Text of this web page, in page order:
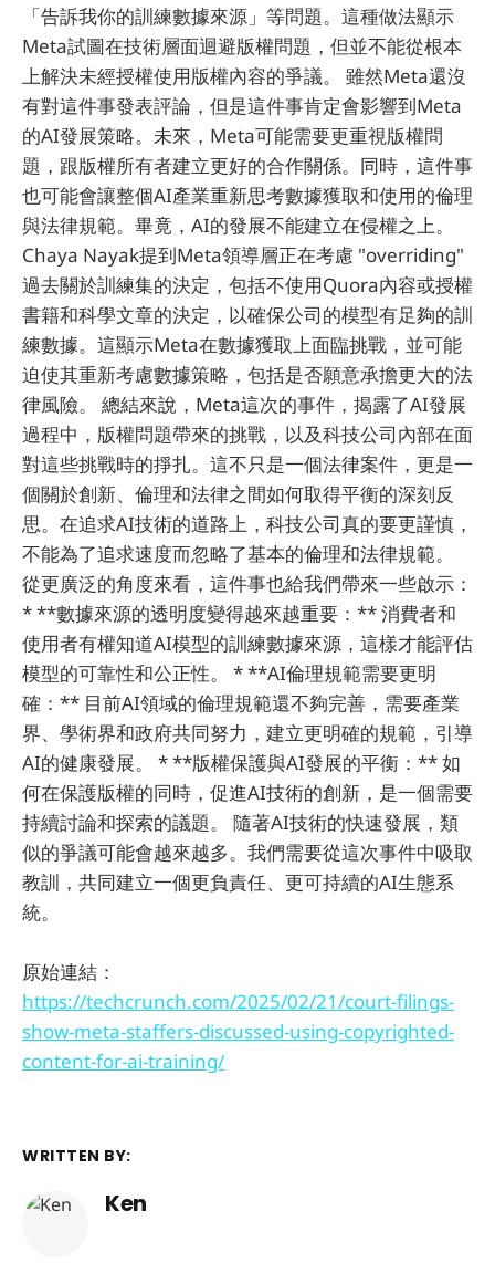
「告訴我你的訓練數據來源」等問題。這種做法顯示
Meta試圖在技術層面迴避版權問題，但並不能從根本
上解決未經授權使用版權內容的爭議。 雖然Meta還沒
有對這件事發表評論，但是這件事肯定會影響到Meta
的AI發展策略。未來，Meta可能需要更重視版權問
題，跟版權所有者建立更好的合作關係。同時，這件事
也可能會讓整個AI產業重新思考數據獲取和使用的倫理
與法律規範。畢竟，AI的發展不能建立在侵權之上。
Chaya Nayak提到Meta領導層正在考慮 "overriding"
過去關於訓練集的決定，包括不使用Quora內容或授權
書籍和科學文章的決定，以確保公司的模型有足夠的訓
練數據。這顯示Meta在數據獲取上面臨挑戰，並可能
迫使其重新考慮數據策略，包括是否願意承擔更大的法
律風險。 總結來說，Meta這次的事件，揭露了AI發展
過程中，版權問題帶來的挑戰，以及科技公司內部在面
對這些挑戰時的掙扎。這不只是一個法律案件，更是一
個關於創新、倫理和法律之間如何取得平衡的深刻反
思。在追求AI技術的道路上，科技公司真的要更謹慎，
不能為了追求速度而忽略了基本的倫理和法律規範。
從更廣泛的角度來看，這件事也給我們帶來一些啟示：
* **數據來源的透明度變得越來越重要：** 消費者和
使用者有權知道AI模型的訓練數據來源，這樣才能評估
模型的可靠性和公正性。 * **AI倫理規範需要更明
確：** 目前AI領域的倫理規範還不夠完善，需要產業
界、學術界和政府共同努力，建立更明確的規範，引導
AI的健康發展。 * **版權保護與AI發展的平衡：** 如
何在保護版權的同時，促進AI技術的創新，是一個需要
持續討論和探索的議題。 隨著AI技術的快速發展，類
似的爭議可能會越來越多。我們需要從這次事件中吸取
教訓，共同建立一個更負責任、更可持續的AI生態系
統。
原始連結：
https://techcrunch.com/2025/02/21/court-filings-
show-meta-staffers-discussed-using-copyrighted-
content-for-ai-training/
WRITTEN BY:
Ken